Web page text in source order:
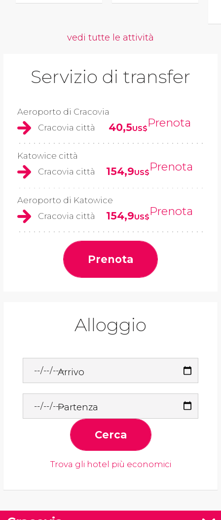
vedi tutte le attività
Servizio di transfer
Aeroporto di Cracovia
Cracovia città
40,5US$Prenota
Katowice città
Cracovia città
154,9US$Prenota
Aeroporto di Katowice
Cracovia città
154,9US$Prenota
Prenota
Alloggio
Arrivo
Partenza
Cerca
Trova gli hotel più economici